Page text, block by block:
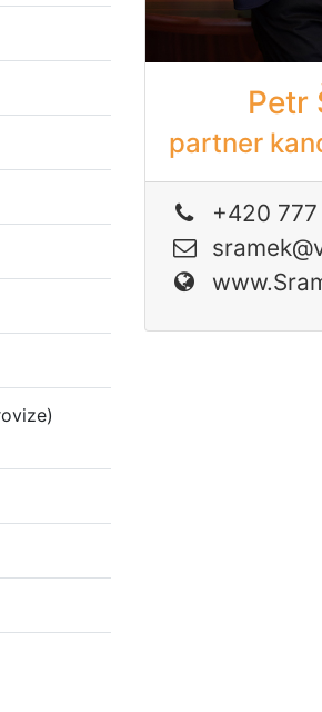
Petr
partner
+420